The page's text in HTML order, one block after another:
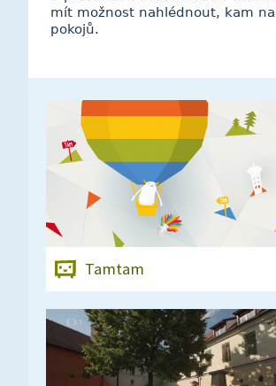
mít možnost nahlédnout, kam
pokojů.
Tamtam